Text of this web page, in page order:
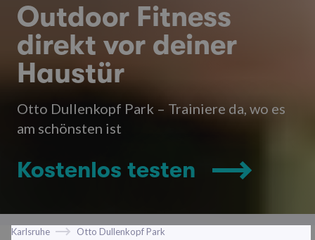
Outdoor Fitness
direkt vor deiner
Haustür
Otto Dullenkopf Park – Trainiere da, wo es
am schönsten ist
Kostenlos testen
Karlsruhe Otto Dullenkopf Park